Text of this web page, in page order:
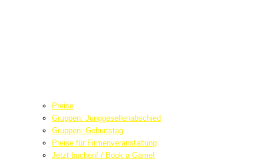
Preise
Gruppen: Junggesellenabschied
Gruppen: Geburtstag
Preise für Firmenveranstaltung
Jetzt buchen! / Book a Game!